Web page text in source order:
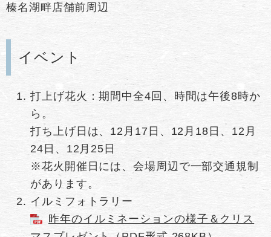
榛名湖畔店舗前周辺
イベント
打上げ花火：期間中全4回、時間は午後8時か
ら。
打ち上げ日は、12月17日、12月18日、12月
24日、12月25日
※花火開催日には、会場周辺で一部交通規制
があります。
イルミフォトラリー
昨年のイルミネーションの様子＆クリス